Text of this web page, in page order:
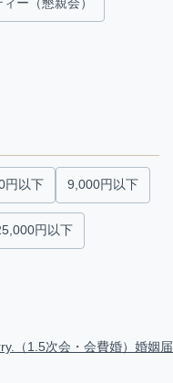
円以下 9,000円以下
円以下
（1.5次会・会費婚） 婚姻届